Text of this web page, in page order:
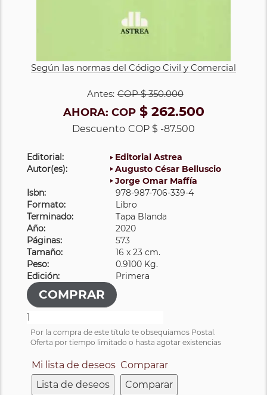
Según las normas del Código Civil y Comercial
Antes: COP$ 350.000
AHORA: COP$ 262.500
Descuento COP $ -87.500
Editorial:
Editorial Astrea
Autor(es):
Augusto César Belluscio
Jorge Omar Maffía
Isbn:
978-987-706-339-4
Formato:
Libro
Terminado:
Tapa Blanda
Año:
2020
Páginas:
573
Tamaño:
16 x 23 cm.
Peso:
0.9100 Kg.
Edición:
Primera
Por la compra de este título te obsequiamos Postal.
Oferta por tiempo limitado o hasta agotar existencias
Mi lista de deseos
Lista de deseos
Comparar
Comparar